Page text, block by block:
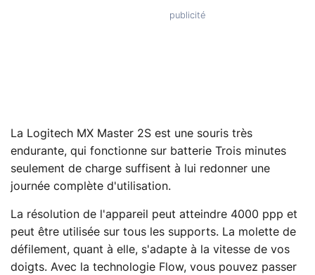
La Logitech MX Master 2S est une souris très
endurante, qui fonctionne sur batterie Trois minutes
seulement de charge suffisent à lui redonner une
journée complète d'utilisation.
La résolution de l'appareil peut atteindre 4000 ppp et
peut être utilisée sur tous les supports. La molette de
défilement, quant à elle, s'adapte à la vitesse de vos
doigts. Avec la technologie Flow, vous pouvez passer